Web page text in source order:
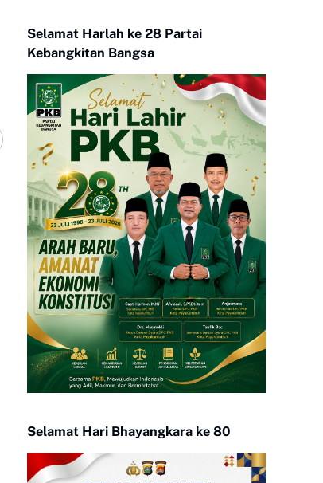
Selamat Harlah ke 28 Partai
Kebangkitan Bangsa
Selamat Hari Bhayangkara ke 80